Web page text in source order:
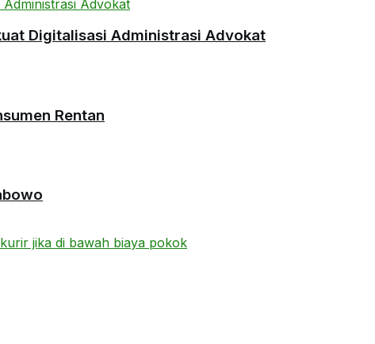
Digitalisasi Administrasi Advokat
Rentan